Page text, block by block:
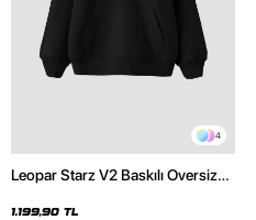
4
Leopar Starz V2 Baskılı Oversize
1.199,90 TL